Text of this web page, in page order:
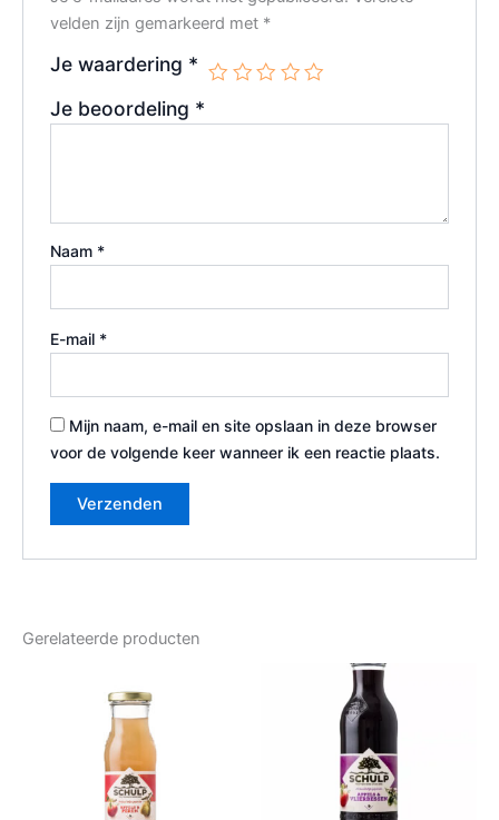
velden zijn gemarkeerd met *
Je waardering *
Je beoordeling *
Naam *
E-mail *
Mijn naam, e-mail en site opslaan in deze browser
voor de volgende keer wanneer ik een reactie plaats.
Gerelateerde producten